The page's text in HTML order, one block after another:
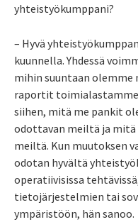
yhteistyökumppani?
– Hyvä
kuunnella. Yhdessä
mihin suuntaan olemme
raportit
siihen, mitä me pankit
odottavan meiltä ja
meiltä. Kun muutoksen
odotan hyvältä
operatiivisissa
tietojärjestelmien tai
ympäristöön, hän sanoo.